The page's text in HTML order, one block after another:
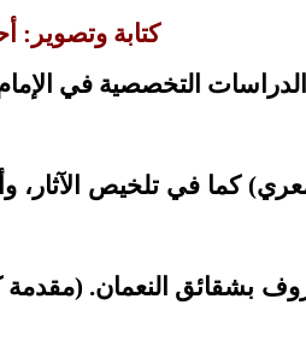
كتابة وتصوير:
كما في تلخيص
بشقائق النعمان. (مقدمة